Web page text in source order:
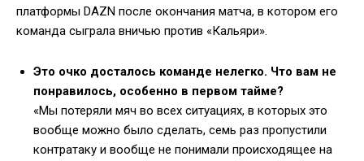
платформы DAZN после окончания матча, в котором его
команда сыграла вничью против «Кальяри».
Это очко досталось команде нелегко. Что вам не
понравилось, особенно в первом тайме?
«Мы потеряли мяч во всех ситуациях, в которых это
вообще можно было сделать, семь раз пропустили
контратаку и вообще не понимали происходящее на